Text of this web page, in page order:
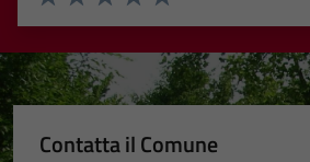
Valuta 5 stelle su 5
Valuta 4 stelle su 5
Valuta 3 stelle su 5
Valuta 2 stelle su 5
Valuta 1 stelle su 5
Contatta il Comune